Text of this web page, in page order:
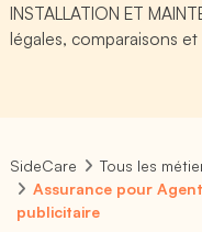
INSTALLATION ET
légales, comparaisons
SideCare
Tous les
Assurance pour
publicitaire